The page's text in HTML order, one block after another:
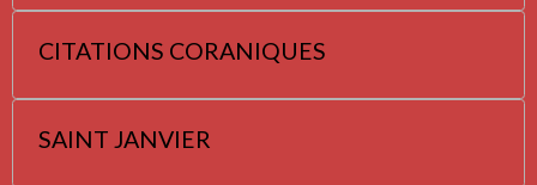
CITATIONS CORANIQUES
SAINT JANVIER